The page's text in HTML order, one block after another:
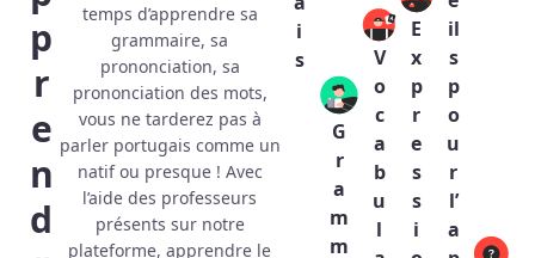
p
r
e
n
d
temps d’apprendre sa
grammaire, sa
prononciation, sa
prononciation des mots,
vous ne tarderez pas à
parler portugais comme un
natif ou presque ! Avec
l’aide des professeurs
présents sur notre
plateforme, apprendre le
i
s
G
r
a
m
m
V
o
c
a
b
u
l
E
x
p
r
e
s
s
i
il
s
p
o
u
r
l’
a